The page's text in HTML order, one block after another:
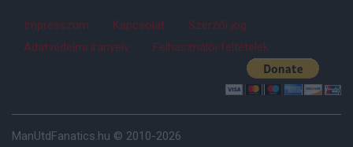
Impresszum Kapcsolat
Szerzői jog
Adatvédelmi irányelv
Felhasználói feltételek
ManUtdFanatics.hu © 2010-2026